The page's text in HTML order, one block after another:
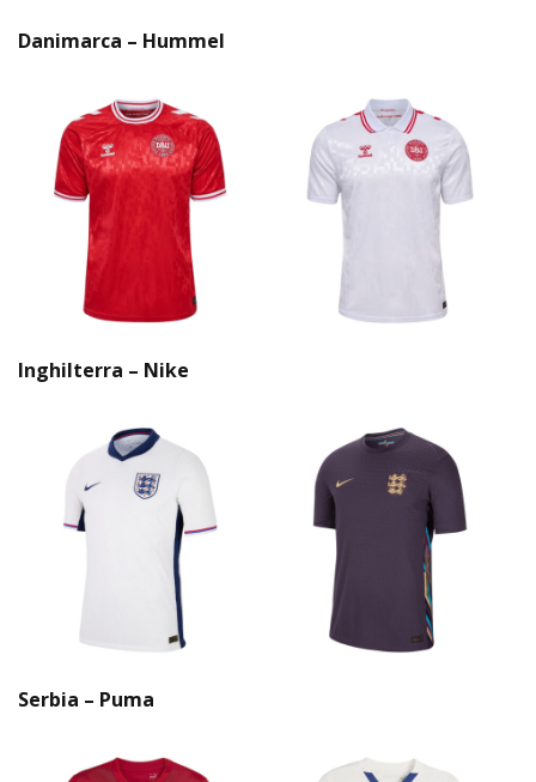
Danimarca – Hummel
Inghilterra – Nike
Serbia – Puma